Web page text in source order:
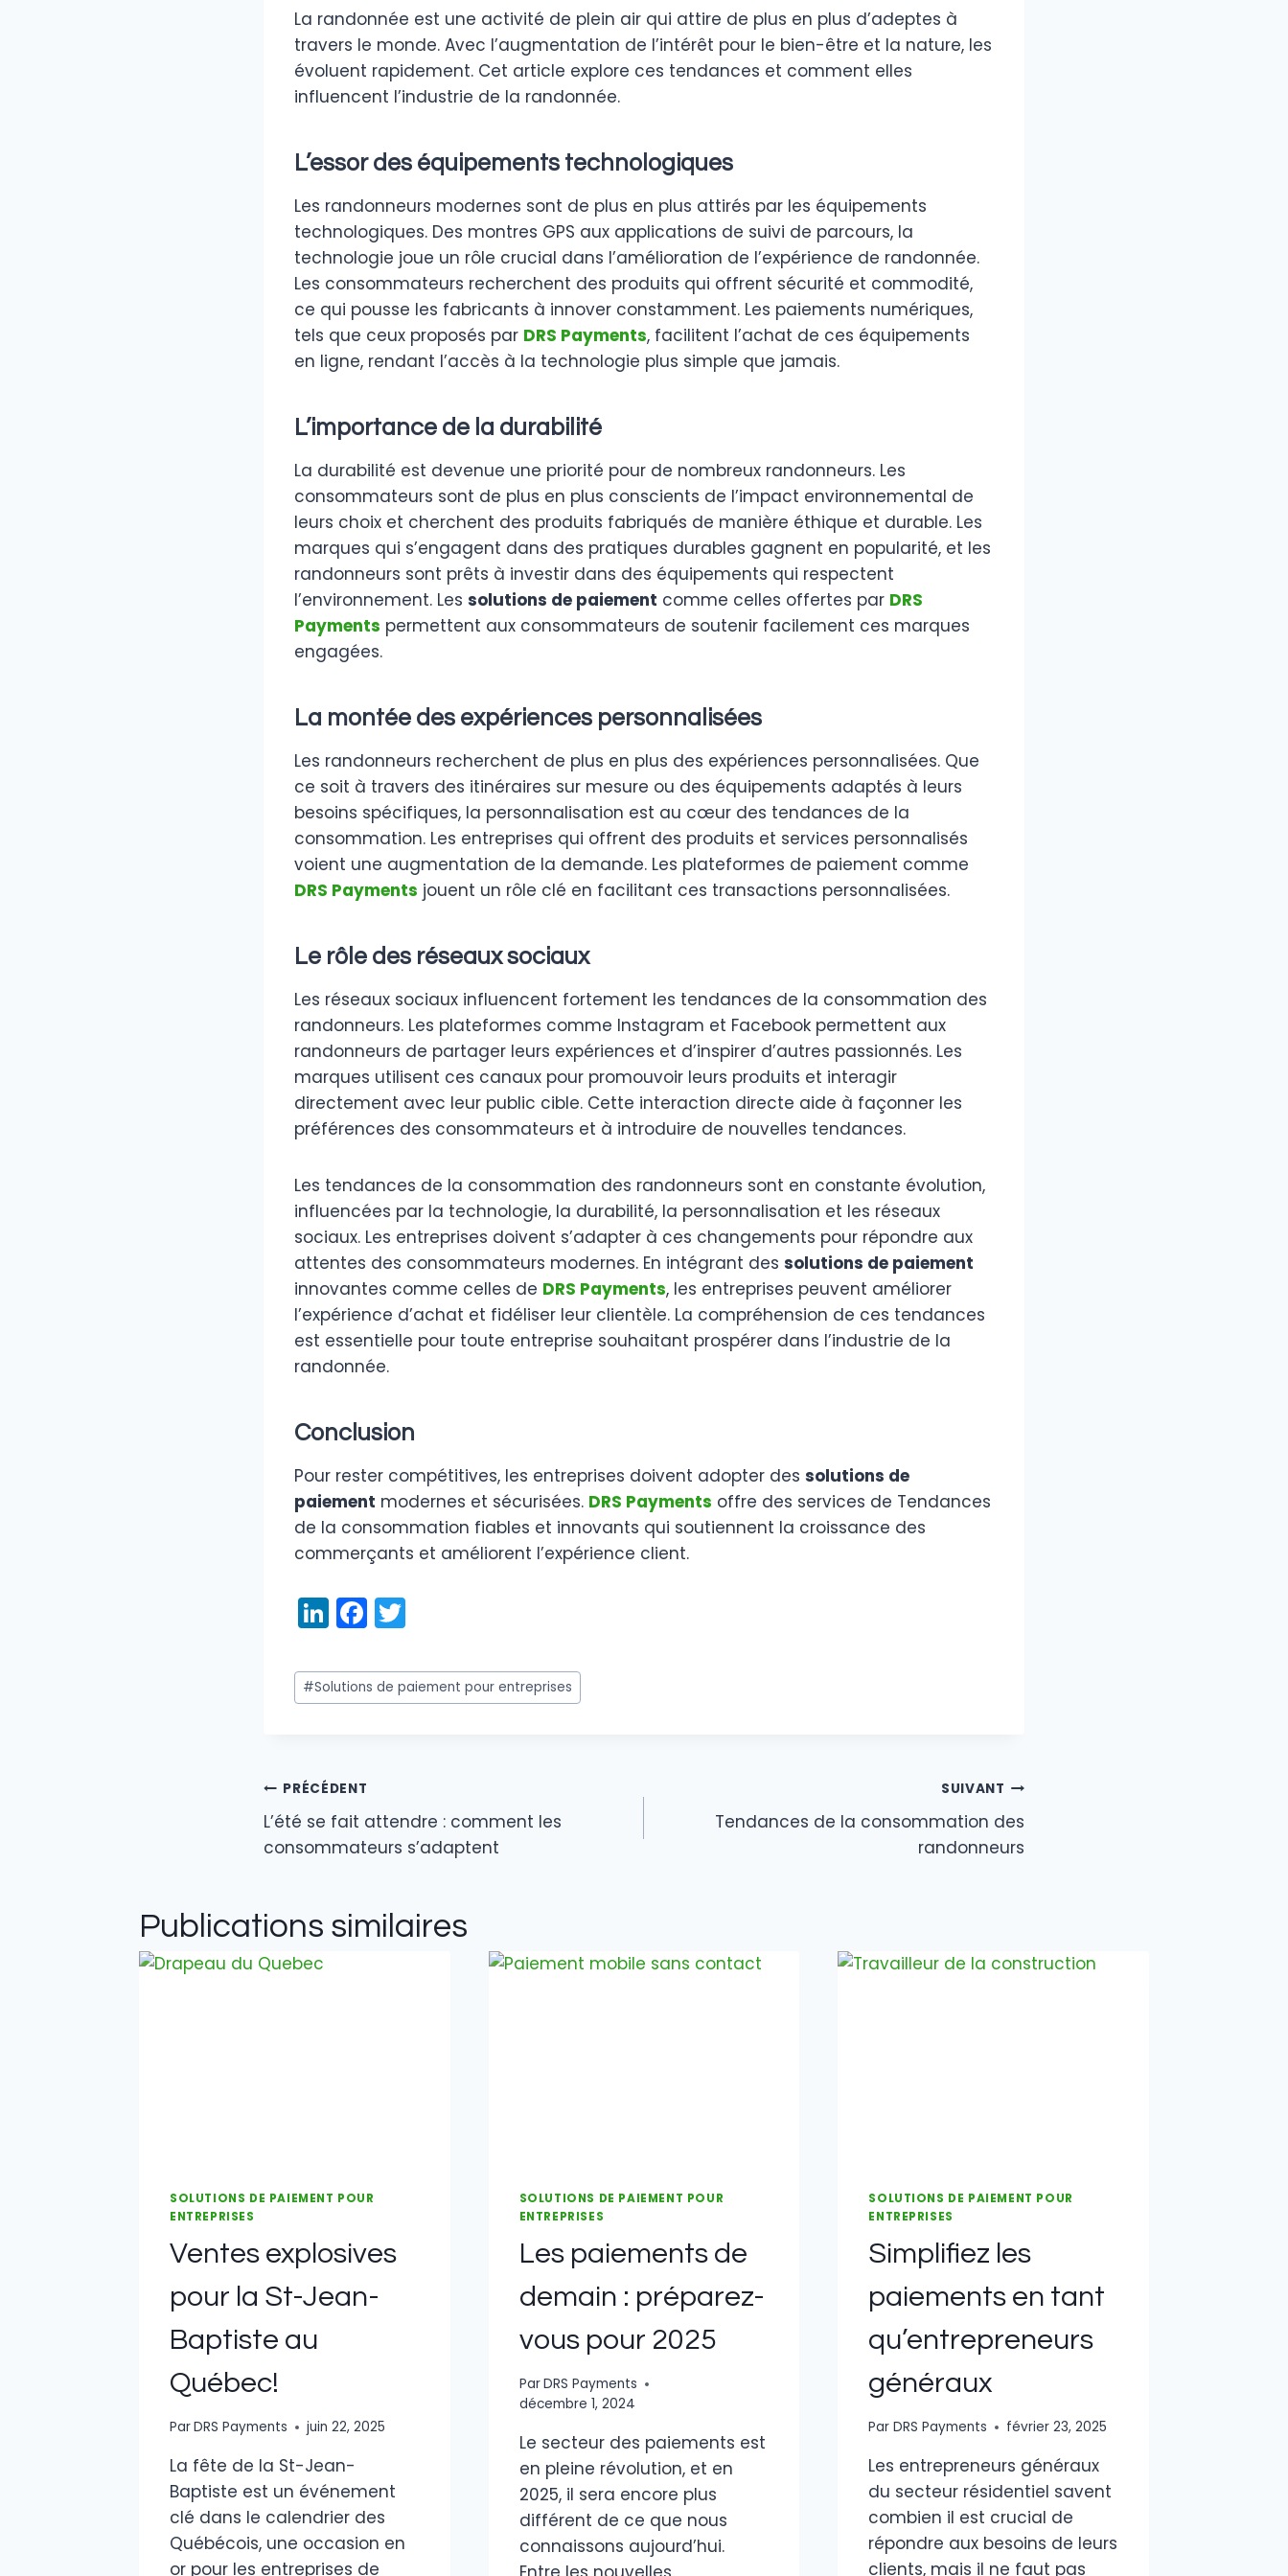
La randonnée est une activité de plein air qui attire de plus en plus d’adeptes à
travers le monde. Avec l’augmentation de l’intérêt pour le bien-être et la nature, les
évoluent rapidement. Cet article explore ces tendances et comment elles
influencent l’industrie de la randonnée.
L’essor des équipements technologiques
Les randonneurs modernes sont de plus en plus attirés par les équipements
technologiques. Des montres GPS aux applications de suivi de parcours, la
technologie joue un rôle crucial dans l’amélioration de l’expérience de randonnée.
Les consommateurs recherchent des produits qui offrent sécurité et commodité,
ce qui pousse les fabricants à innover constamment. Les paiements numériques,
tels que ceux proposés par DRS Payments, facilitent l’achat de ces équipements
en ligne, rendant l’accès à la technologie plus simple que jamais.
L’importance de la durabilité
La durabilité est devenue une priorité pour de nombreux randonneurs. Les
consommateurs sont de plus en plus conscients de l’impact environnemental de
leurs choix et cherchent des produits fabriqués de manière éthique et durable. Les
marques qui s’engagent dans des pratiques durables gagnent en popularité, et les
randonneurs sont prêts à investir dans des équipements qui respectent
l’environnement. Les solutions de paiement comme celles offertes par DRS
Payments permettent aux consommateurs de soutenir facilement ces marques
engagées.
La montée des expériences personnalisées
Les randonneurs recherchent de plus en plus des expériences personnalisées. Que
ce soit à travers des itinéraires sur mesure ou des équipements adaptés à leurs
besoins spécifiques, la personnalisation est au cœur des tendances de la
consommation. Les entreprises qui offrent des produits et services personnalisés
voient une augmentation de la demande. Les plateformes de paiement comme
DRS Payments jouent un rôle clé en facilitant ces transactions personnalisées.
Le rôle des réseaux sociaux
Les réseaux sociaux influencent fortement les tendances de la consommation des
randonneurs. Les plateformes comme Instagram et Facebook permettent aux
randonneurs de partager leurs expériences et d’inspirer d’autres passionnés. Les
marques utilisent ces canaux pour promouvoir leurs produits et interagir
directement avec leur public cible. Cette interaction directe aide à façonner les
préférences des consommateurs et à introduire de nouvelles tendances.
Les tendances de la consommation des randonneurs sont en constante évolution,
influencées par la technologie, la durabilité, la personnalisation et les réseaux
sociaux. Les entreprises doivent s’adapter à ces changements pour répondre aux
attentes des consommateurs modernes. En intégrant des solutions de paiement
innovantes comme celles de DRS Payments, les entreprises peuvent améliorer
l’expérience d’achat et fidéliser leur clientèle. La compréhension de ces tendances
est essentielle pour toute entreprise souhaitant prospérer dans l’industrie de la
randonnée.
Conclusion
Pour rester compétitives, les entreprises doivent adopter des solutions de
paiement modernes et sécurisées. DRS Payments offre des services de Tendances
de la consommation fiables et innovants qui soutiennent la croissance des
commerçants et améliorent l’expérience client.
Li
n
k
e
F
a
c
e
k
itt
er
Étiquettes
de
#Solutions de paiement pour entreprises
Navigation
de
PRÉCÉDENT
L’été se fait attendre : comment les
consommateurs s’adaptent
SUIVANT
Tendances de la consommation des
randonneurs
Publications similaires
SOLUTIONS DE PAIEMENT POUR
ENTREPRISES
Ventes explosives
pour la St-Jean-
Baptiste au
Québec!
ParDRS Payments juin 22, 2025
La fête de la St-Jean-
Baptiste est un événement
clé dans le calendrier des
Québécois, une occasion en
or pour les entreprises de
SOLUTIONS DE PAIEMENT POUR
ENTREPRISES
Les paiements de
demain : préparez-
vous pour 2025
ParDRS Payments
décembre 1, 2024
Le secteur des paiements est
en pleine révolution, et en
2025, il sera encore plus
différent de ce que nous
connaissons aujourd’hui.
SOLUTIONS DE PAIEMENT POUR
ENTREPRISES
Simplifiez les
paiements en tant
qu’entrepreneurs
généraux
Par DRS Payments février 23, 2025
Les entrepreneurs généraux
du secteur résidentiel savent
combien il est crucial de
répondre aux besoins de leurs
clients, mais il ne faut pas